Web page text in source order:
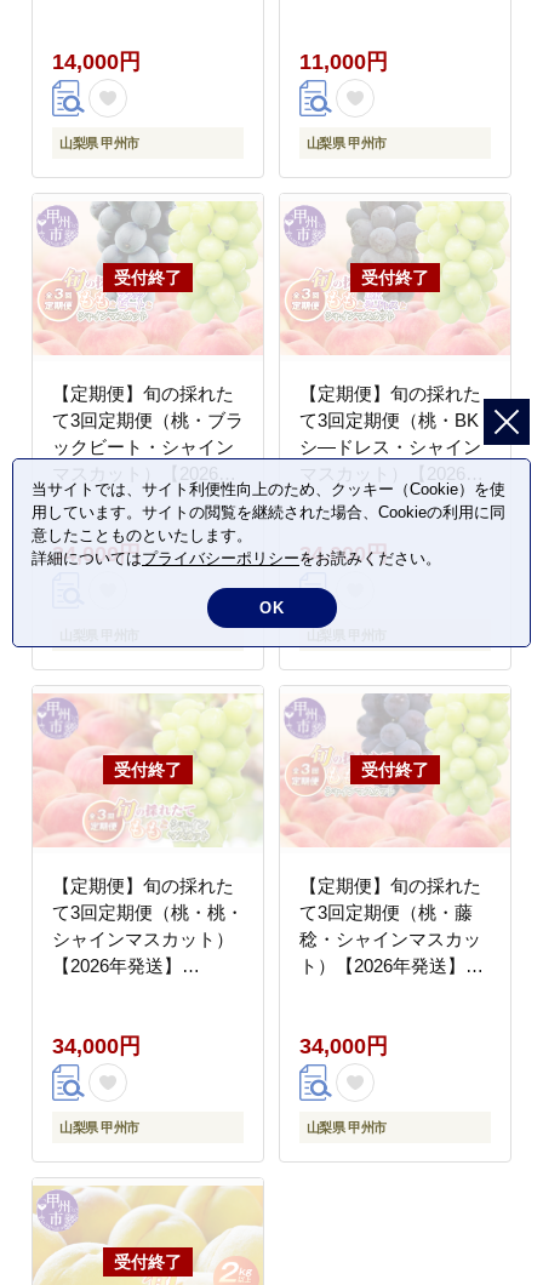
14,000円
山梨県 甲州市
11,000円
山梨県 甲州市
【定期便】旬の採れた
て3回定期便（桃・ブラ
ックビート・シャイン
マスカット）【2026年
発送】（HO）C9-411
34,000円
【定期便】旬の採れた
て3回定期便（桃・BK
シ―ドレス・シャイン
マスカット）【2026年
発送】（HO）C9-412
34,000円
【定期便】旬の採れた
て3回定期便（桃・桃・
シャインマスカット）
【2026年発送】
34,000円
山梨県 甲州市
【定期便】旬の採れた
て3回定期便（桃・藤
稔・シャインマスカッ
ト）【2026年発送】
34,000円
山梨県 甲州市
当サイトでは、サイト利便性向上のため、クッキー（Cookie）を使
用しています。サイトの閲覧を継続された場合、Cookieの利用に同
意したことものといたします。
詳細についてはプライバシーポリシーをお読みください。
OK